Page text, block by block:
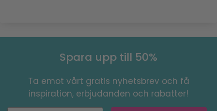
Spara upp till 50%
Ta emot vårt gratis nyhetsbrev och få
inspiration, erbjudanden och rabatter!